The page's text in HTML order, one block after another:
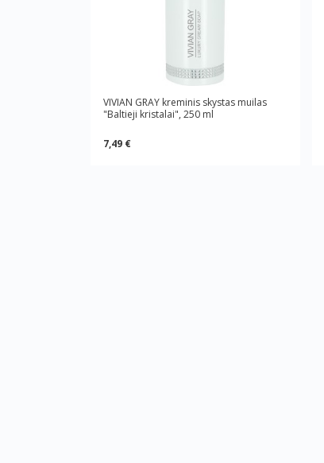
VIVIAN GRAY kreminis skystas muilas
"Baltieji kristalai", 250 ml
7,49 €